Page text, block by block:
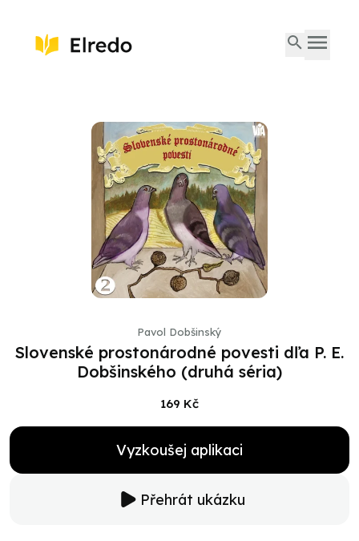
Pavol Dobšinský
Slovenské prostonárodné povesti dľa P. E.
Dobšinského (druhá séria)
169 Kč
Vyzkoušej aplikaci
Přehrát ukázku